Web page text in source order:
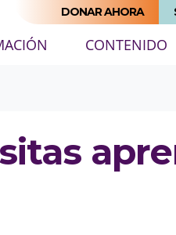
DONAR AHORA
CONTENIDO